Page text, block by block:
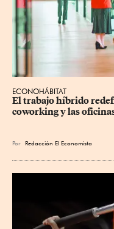
ECONOHÁBITAT
El trabajo híbrido
coworking y las
Por Redacción El Economista